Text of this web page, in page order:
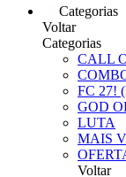
Categorias
Voltar
Categorias
CALL
FC 27!
GOD
LUTA
MAIS
Voltar